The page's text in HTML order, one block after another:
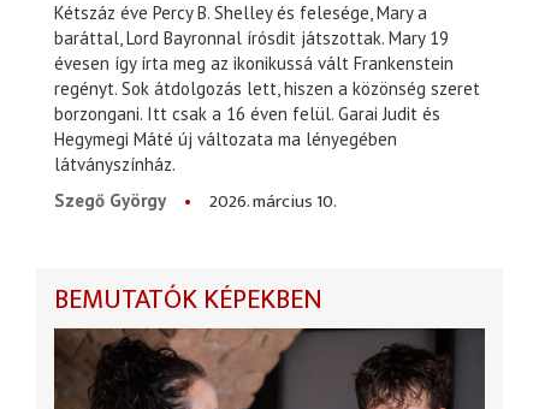
Kétszáz éve Percy B. Shelley és felesége, Mary a
baráttal, Lord Bayronnal írósdit játszottak. Mary 19
évesen így írta meg az ikonikussá vált Frankenstein
regényt. Sok átdolgozás lett, hiszen a közönség szeret
borzongani. Itt csak a 16 éven felül. Garai Judit és
Hegymegi Máté új változata ma lényegében
látványszínház.
Szegő György
2026. március 10.
BEMUTATÓK KÉPEKBEN